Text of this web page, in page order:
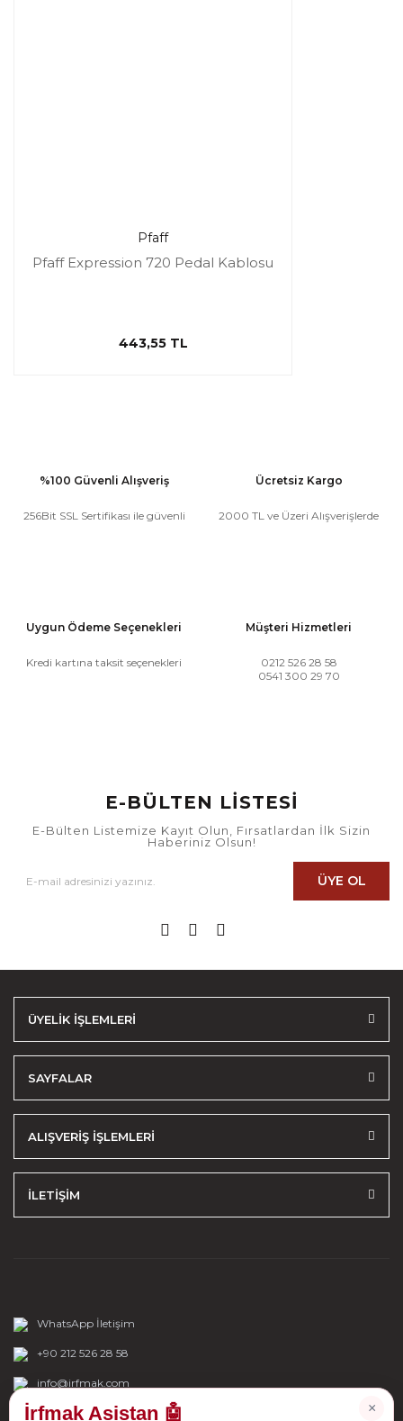
Pfaff
Pfaff Expression 720 Pedal Kablosu
443,55 TL
%100 Güvenli Alışveriş
256Bit SSL Sertifikası ile güvenli
Ücretsiz Kargo
2000 TL ve Üzeri Alışverişlerde
Uygun Ödeme Seçenekleri
Kredi kartına taksit seçenekleri
Müşteri Hizmetleri
0212 526 28 58
0541 300 29 70
E-BÜLTEN LİSTESİ
E-Bülten Listemize Kayıt Olun, Fırsatlardan İlk Sizin
Haberiniz Olsun!
ÜYE OL
ÜYELİK İŞLEMLERİ
SAYFALAR
ALIŞVERİŞ İŞLEMLERİ
İLETİŞİM
WhatsApp İletişim
+90 212 526 28 58
info@irfmak.com
×
İrfmak Asistan 🤖